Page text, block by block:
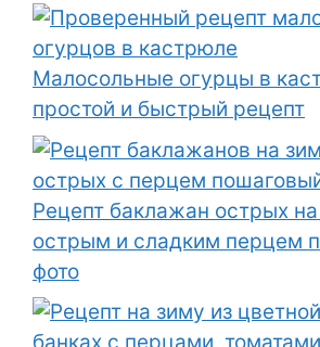
Малосольные огурцы в
простой и быстрый рецепт
Рецепт баклажан острых
острым и сладким перцем
фото